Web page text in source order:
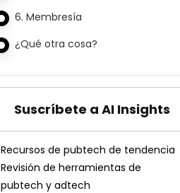
6. Membresía
¿Qué otra cosa?
Suscríbete a AI Insights
Recursos de pubtech de tendencia
Revisión de herramientas de
pubtech y adtech